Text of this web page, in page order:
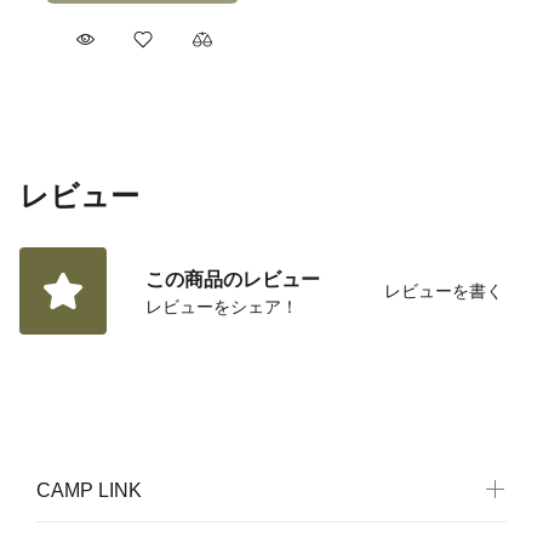
レビュー
この商品のレビュー
レビューをシェア！
レビューを書く
CAMP LINK